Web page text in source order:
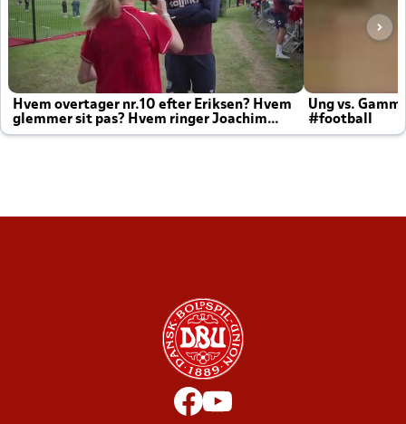
Hvem overtager nr.10 efter Eriksen? Hvem
glemmer sit pas? Hvem ringer Joachim
altid til efter kampe?
Ung vs.
#football